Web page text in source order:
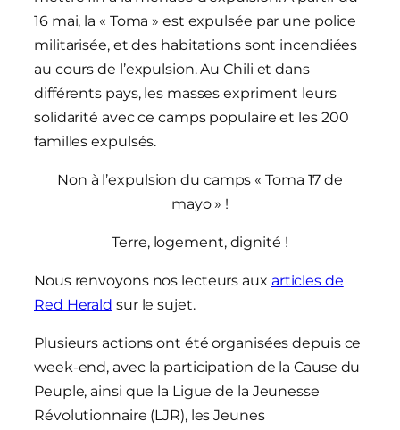
16 mai, la « Toma » est expulsée par une police
militarisée, et des habitations sont incendiées
au cours de l’expulsion. Au Chili et dans
différents pays, les masses expriment leurs
solidarité avec ce camps populaire et les 200
familles expulsés.
Non à l’expulsion du camps « Toma 17 de
mayo » !
Terre, logement, dignité !
Nous renvoyons nos lecteurs aux articles de
Red Herald sur le sujet.
Plusieurs actions ont été organisées depuis ce
week-end, avec la participation de la Cause du
Peuple, ainsi que la Ligue de la Jeunesse
Révolutionnaire (LJR), les Jeunes